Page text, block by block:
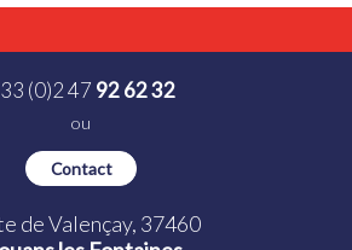
(0)2 47 92 62 32
ou
Contact
de Valençay, 37460